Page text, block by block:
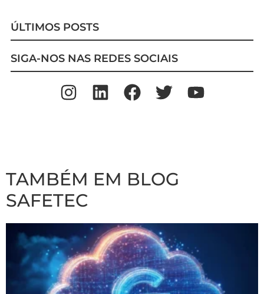
ÚLTIMOS POSTS
SIGA-NOS NAS REDES SOCIAIS
TAMBÉM EM BLOG
SAFETEC